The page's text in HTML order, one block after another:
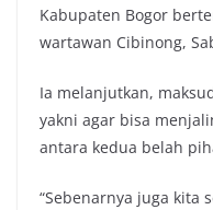
Kabupaten Bogor
wartawan Cibinong,
Ia melanjutkan,
yakni agar bisa
antara kedua belah
“Sebenarnya juga kita